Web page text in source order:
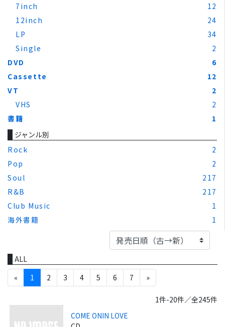
7inch
12
12inch
24
LP
34
Single
2
DVD
6
Cassette
12
VT
2
VHS
2
書籍
1
ジャンル別
Rock
2
Pop
2
Soul
217
R&B
217
Club Music
1
海外書籍
1
ALL
«
1 2 3 4 5 6 7 »
1件-20件／全245件
COME ONIN LOVE